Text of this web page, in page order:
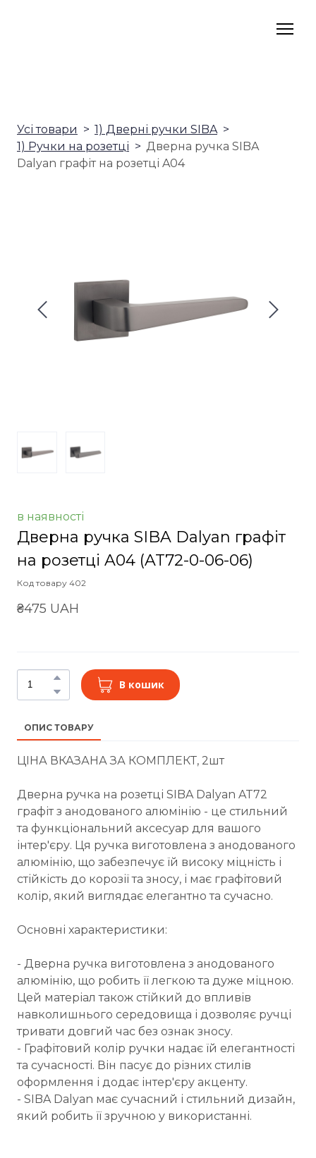
Усі товари
1) Дверні ручки SIBA
1) Ручки на розетці
Дверна ручка SIBA
Dalyan графіт на розетці A04
в наявності
Дверна ручка SIBA Dalyan графіт
на розетці A04 (AT72-0-06-06)
Код товару 402
₴475 UAH
В кошик
ОПИС ТОВАРУ
ЦІНА ВКАЗАНА ЗА КОМПЛЕКТ, 2шт
Дверна ручка на розетці SIBA Dalyan AT72
графіт з анодованого алюмінію - це стильний
та функціональний аксесуар для вашого
інтер'єру. Ця ручка виготовлена з анодованого
алюмінію, що забезпечує їй високу міцність і
стійкість до корозії та зносу, і має графітовий
колір, який виглядає елегантно та сучасно.
Основні характеристики:
- Дверна ручка виготовлена з анодованого
алюмінію, що робить її легкою та дуже міцною.
Цей матеріал також стійкий до впливів
навколишнього середовища і дозволяє ручці
тривати довгий час без ознак зносу.
- Графітовий колір ручки надає їй елегантності
та сучасності. Він пасує до різних стилів
оформлення і додає інтер'єру акценту.
- SIBA Dalyan має сучасний і стильний дизайн,
який робить її зручною у використанні.